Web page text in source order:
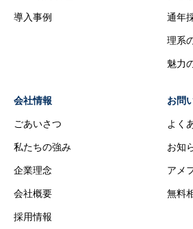
導入事例 通年
理系
魅力
会社情報
ごあいさつ
私たちの強み
企業理念
会社概要
採用情報
お問
よく
お知
アメ
無料